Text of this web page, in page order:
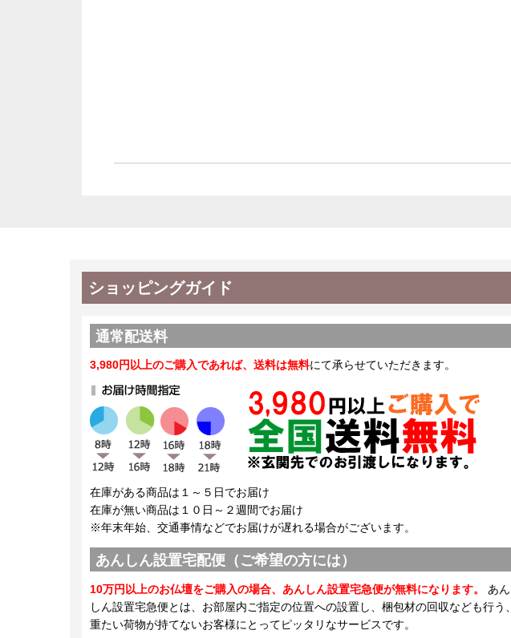
ショッピングガイド
通常配送料
3,980円以上のご購入であれば、送料は無料にて承らせていただきます。
在庫がある商品は１～５日でお届け
在庫が無い商品は１０日～２週間でお届け
※年末年始、交通事情などでお届けが遅れる場合がございます。
あんしん設置宅配便（ご希望の方には）
10万円以上のお仏壇をご購入の場合、あんしん設置宅急便が無料になります。
あん
しん設置宅急便とは、お部屋内ご指定の位置への設置し、梱包材の回収なども行う、
重たい荷物が持てないお客様にとってピッタリなサービスです。